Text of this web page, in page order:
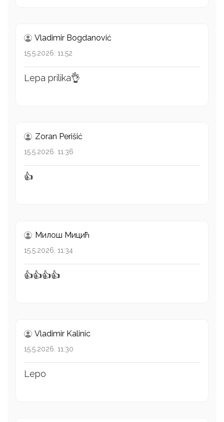
Vladimir Bogdanović
15.5.2026. 11:52
Lepa prilika👌
Zoran Perišić
15.5.2026. 11:36
👍
Милош Mицић
15.5.2026. 11:34
👍👍👍👍
Vladimir Kalinic
15.5.2026. 11:30
Lepo